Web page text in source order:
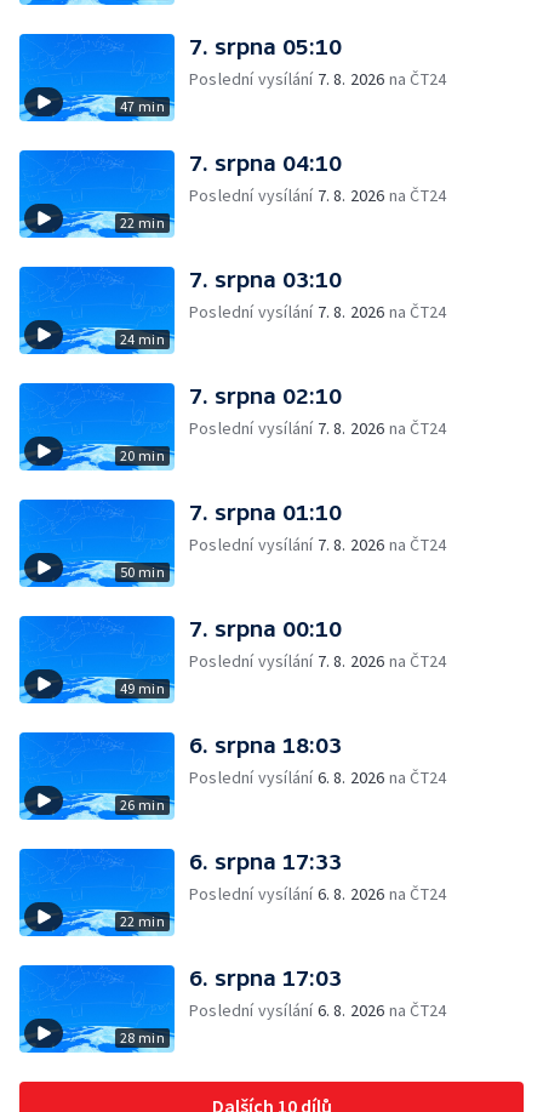
47 min
7. srpna 05:10
Poslední vysílání 7. 8. 2026 na ČT24
22 min
7. srpna 04:10
Poslední vysílání 7. 8. 2026 na ČT24
24 min
7. srpna 03:10
Poslední vysílání 7. 8. 2026 na ČT24
20 min
7. srpna 02:10
Poslední vysílání 7. 8. 2026 na ČT24
50 min
7. srpna 01:10
Poslední vysílání 7. 8. 2026 na ČT24
49 min
7. srpna 00:10
Poslední vysílání 7. 8. 2026 na ČT24
26 min
6. srpna 18:03
Poslední vysílání6. 8. 2026 na ČT24
22 min
6. srpna 17:33
Poslední vysílání6. 8. 2026 na ČT24
28 min
6. srpna 17:03
Poslední vysílání6. 8. 2026 na ČT24
Dalších 10 dílů